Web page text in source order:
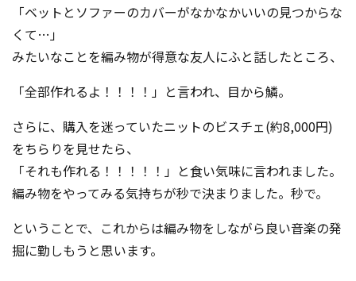
「ベットとソファーのカバーがなかなかいいの見つからな
くて…」
みたいなことを編み物が得意な友人にふと話したところ、
「全部作れるよ！！！！」と言われ、目から鱗。
さらに、購入を迷っていたニットのビスチェ(約8,000円)
をちらりを見せたら、
「それも作れる！！！！！」と食い気味に言われました。
編み物をやってみる気持ちが秒で決まりました。秒で。
ということで、これからは編み物をしながら良い音楽の発
掘に勤しもうと思います。